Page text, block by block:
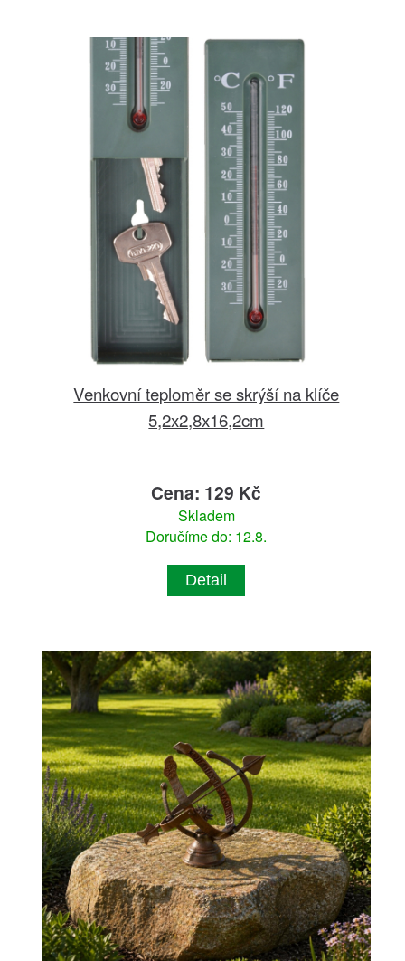
Venkovní teploměr se skrýší na klíče
5,2x2,8x16,2cm
Cena: 129 Kč
Skladem
Doručíme do: 12.8.
Detail